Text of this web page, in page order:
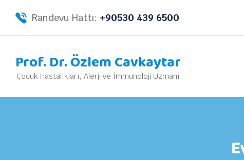
Randevu Hattı: +90530 439 6500
Prof. Dr. Özlem Cavkaytar
Çocuk Hastalıkları, Alerji ve İmmunoloji Uzmanı